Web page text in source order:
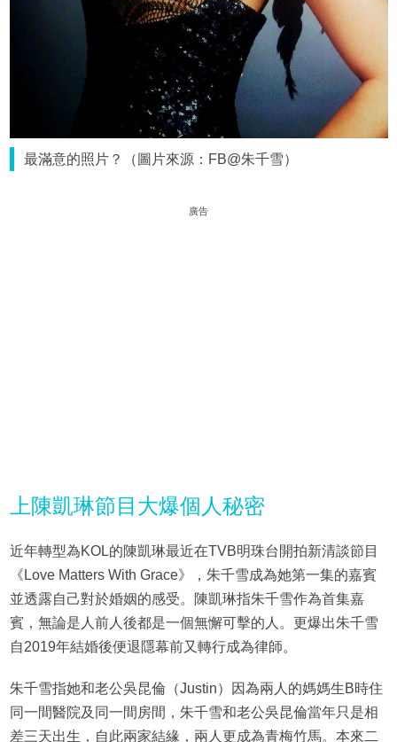
最滿意的照片？（圖片來源：FB@朱千雪）
廣告
上陳凱琳節目大爆個人秘密
近年轉型為KOL的陳凱琳最近在TVB明珠台開拍新清談節目
《Love Matters With Grace》，朱千雪成為她第一集的嘉賓
並透露自己對於婚姻的感受。陳凱琳指朱千雪作為首集嘉
賓，無論是人前人後都是一個無懈可擊的人。更爆出朱千雪
自2019年結婚後便退隱幕前又轉行成為律師。
朱千雪指她和老公吳昆倫（Justin）因為兩人的媽媽生B時住
同一間醫院及同一間房間，朱千雪和老公吳昆倫當年只是相
差三天出生，自此兩家結緣，兩人更成為青梅竹馬。本來二